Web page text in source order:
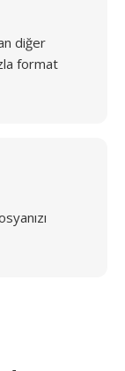
diğer
format